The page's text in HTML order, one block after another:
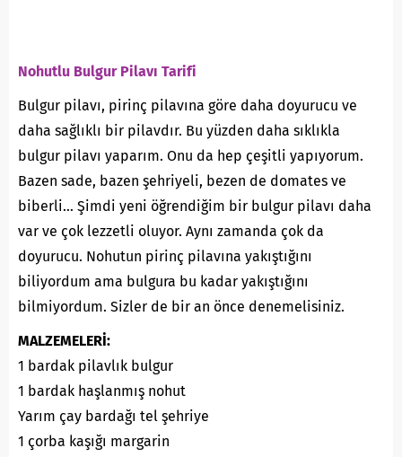
Nohutlu Bulgur Pilavı Tarifi
Bulgur pilavı, pirinç pilavına göre daha doyurucu ve
daha sağlıklı bir pilavdır. Bu yüzden daha sıklıkla
bulgur pilavı yaparım. Onu da hep çeşitli yapıyorum.
Bazen sade, bazen şehriyeli, bezen de domates ve
biberli… Şimdi yeni öğrendiğim bir bulgur pilavı daha
var ve çok lezzetli oluyor. Aynı zamanda çok da
doyurucu. Nohutun pirinç pilavına yakıştığını
biliyordum ama bulgura bu kadar yakıştığını
bilmiyordum. Sizler de bir an önce denemelisiniz.
MALZEMELERİ:
1 bardak pilavlık bulgur
1 bardak haşlanmış nohut
Yarım çay bardağı tel şehriye
1 çorba kaşığı margarin